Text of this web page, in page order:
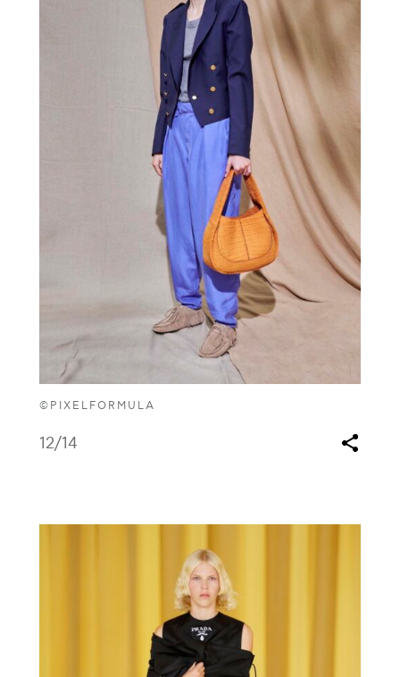
©PIXELFORMULA
12/14